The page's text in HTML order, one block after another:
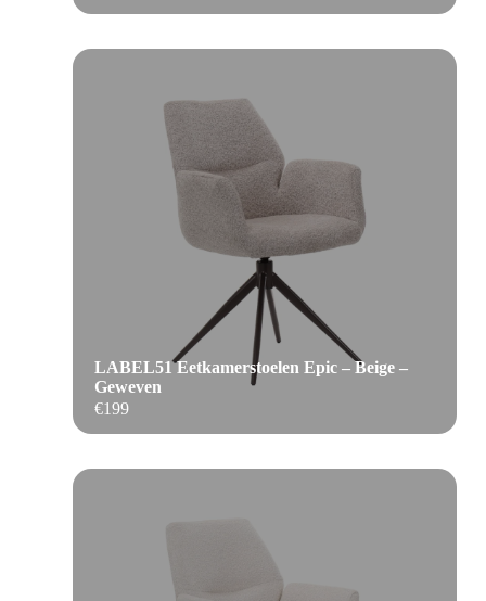
€199
LABEL51 Eetkamerstoelen Epic – Beige –
Geweven